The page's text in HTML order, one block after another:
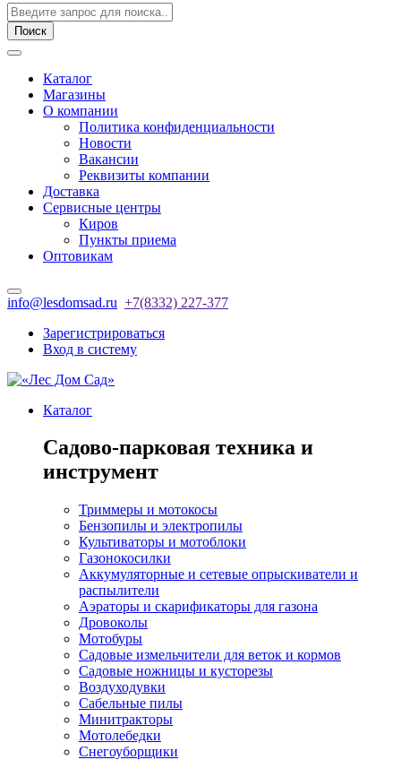
Поиск
Каталог
Магазины
О компании
Политика конфиденциальности
Новости
Вакансии
Реквизиты компании
Доставка
Сервисные центры
Киров
Пункты приема
Оптовикам
info@lesdomsad.ru +7(8332) 227-377
Зарегистрироваться
Вход в систему
Каталог
Садово-парковая техника и
инструмент
Триммеры и мотокосы
Бензопилы и электропилы
Культиваторы и мотоблоки
Газонокосилки
Аккумуляторные и сетевые опрыскиватели и
распылители
Аэраторы и скарификаторы для газона
Дровоколы
Мотобуры
Садовые измельчители для веток и кормов
Садовые ножницы и кусторезы
Воздуходувки
Сабельные пилы
Минитракторы
Мотолебедки
Снегоуборщики